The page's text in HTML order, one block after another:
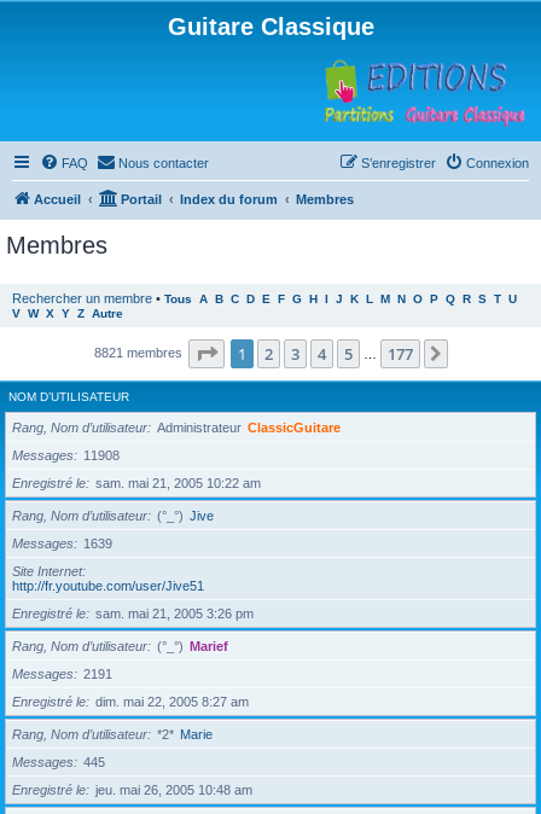
Guitare Classique
FAQ Nous contacter Connexion
S’enregistrer
Accueil Portail Index du forum Membres
Membres
Rechercher un membre • Tous A B C D E F G H I J K L M N O P Q R S T U
V W X Y Z Autre
8821 membres Page 1sur177
1 2 3 4 5 177
NOM D’UTILISATEUR
Rang, Nom d’utilisateur Administrateur ClassicGuitare
Messages
11908
Enregistré le
sam. mai 21, 2005 10:22 am
Rang, Nom d’utilisateur (°_°) Jive
Messages
1639
Site Internet
http://fr.youtube.com/user/Jive51
Enregistré le
sam. mai 21, 2005 3:26 pm
Rang, Nom d’utilisateur (°_°) Marief
Messages
2191
Enregistré le
dim. mai 22, 2005 8:27 am
Rang, Nom d’utilisateur *2* Marie
Messages
445
Enregistré le
jeu. mai 26, 2005 10:48 am